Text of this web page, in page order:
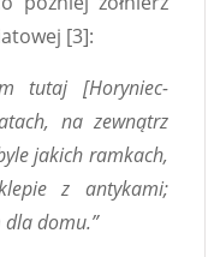
[3]:
tutaj [Horyniec-
na zewnątrz
jakich ramkach,
z antykami;
dla domu.”